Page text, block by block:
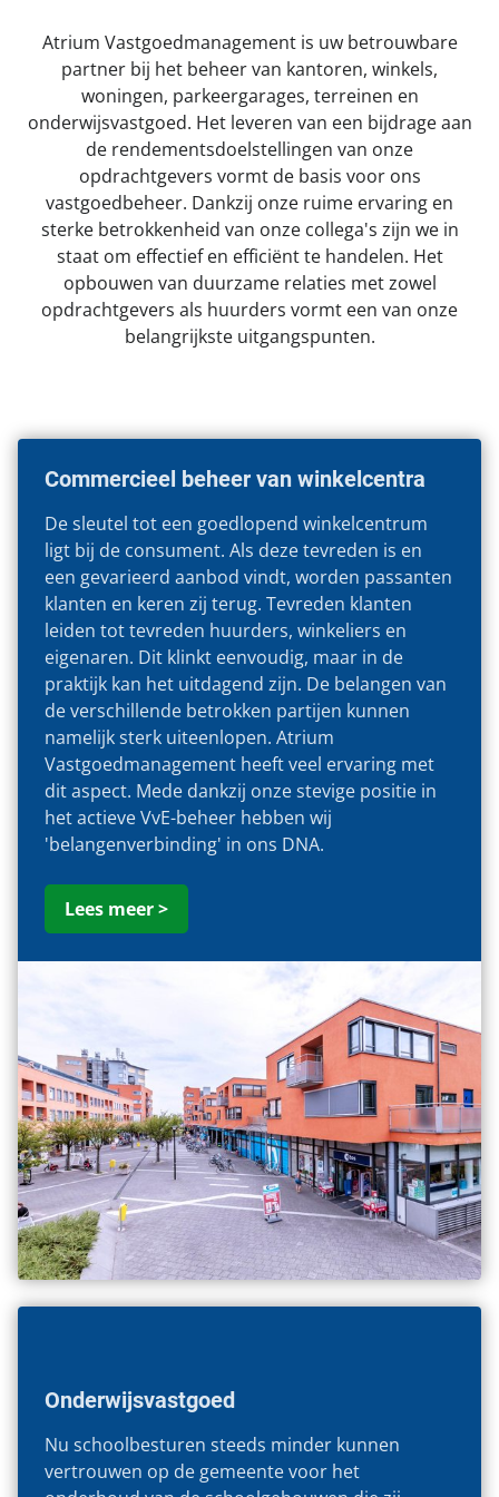
Facilitee Reparatieverzoeken
Contact
Klachten & Suggesties
Locatie en route
Atrium Vastgoedmanagement is uw betrouwbare
partner bij het beheer van kantoren, winkels,
woningen, parkeergarages, terreinen en
onderwijsvastgoed. Het leveren van een bijdrage aan
de rendementsdoelstellingen van onze
opdrachtgevers vormt de basis voor ons
vastgoedbeheer. Dankzij onze ruime ervaring en
sterke betrokkenheid van onze collega's zijn we in
staat om effectief en efficiënt te handelen. Het
opbouwen van duurzame relaties met zowel
opdrachtgevers als huurders vormt een van onze
belangrijkste uitgangspunten.
Commercieel beheer van winkelcentra
De sleutel tot een goedlopend winkelcentrum
ligt bij de consument. Als deze tevreden is en
een gevarieerd aanbod vindt, worden passanten
klanten en keren zij terug. Tevreden klanten
leiden tot tevreden huurders, winkeliers en
eigenaren. Dit klinkt eenvoudig, maar in de
praktijk kan het uitdagend zijn. De belangen van
de verschillende betrokken partijen kunnen
namelijk sterk uiteenlopen. Atrium
Vastgoedmanagement heeft veel ervaring met
dit aspect. Mede dankzij onze stevige positie in
het actieve VvE-beheer hebben wij
'belangenverbinding' in ons DNA.
Lees meer >
Onderwijsvastgoed
Nu schoolbesturen steeds minder kunnen
vertrouwen op de gemeente voor het